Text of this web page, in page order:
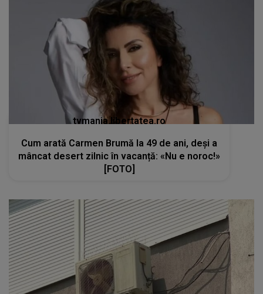
tvmania.libertatea.ro
Cum arată Carmen Brumă la 49 de ani, deși a
mâncat desert zilnic în vacanță: «Nu e noroc!»
[FOTO]